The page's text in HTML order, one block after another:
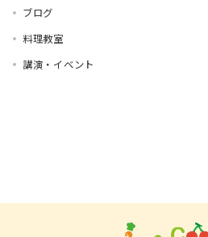
ブログ
料理教室
講演・イベント